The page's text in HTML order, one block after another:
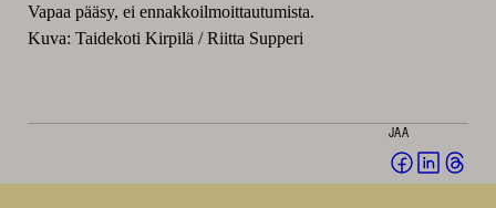
Vapaa pääsy, ei ennakkoilmoittautumista.
Kuva: Taidekoti Kirpilä / Riitta Supperi
JAA
Jaa Jaa